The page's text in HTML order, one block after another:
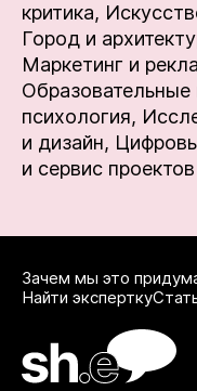
критика,
Город и
Маркетинг и
Образовательные
психология,
и дизайн,
и сервис проектов
Зачем мы это
Найти экспертку